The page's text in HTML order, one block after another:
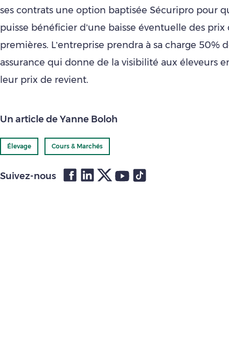
ses contrats une option baptisée Sécuripro pour
puisse bénéficier d’une baisse éventuelle des prix
premières. L’entreprise prendra à sa charge 50%
assurance qui donne de la visibilité aux éleveurs
leur prix de revient.
Un article de Yanne Boloh
Élevage Cours & Marchés
Suivez-nous